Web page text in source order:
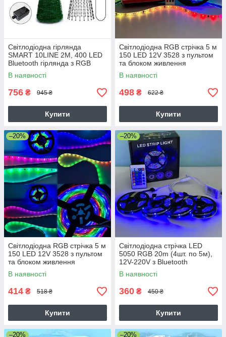
Світлодіодна гірлянда
SMART 10LINE 2M, 400 LED
Bluetooth гірлянда з RGB
світінням Новорічна ялинка
В наявності
756 ₴ 945 ₴
Купити
Світлодіодна RGB стрічка 5 м
150 LED 12V 3528 з пультом
та блоком живлення
Багатокольорова LED стрічка
самоклеюча IP65
В наявності
498 ₴ 622 ₴
Купити
–20%
Світлодіодна RGB стрічка 5 м
150 LED 12V 3528 з пультом
та блоком живлення
Багатокольорова LED стрічка
самоклеюча IP20
В наявності
414 ₴ 518 ₴
Купити
–20%
Світлодіодна стрічка LED
5050 RGB 20m (4шт. по 5м),
12V-220V з Bluetooth
контролером та пультом
дистанційного керування
В наявності
360 ₴ 450 ₴
Купити
–20% –20%